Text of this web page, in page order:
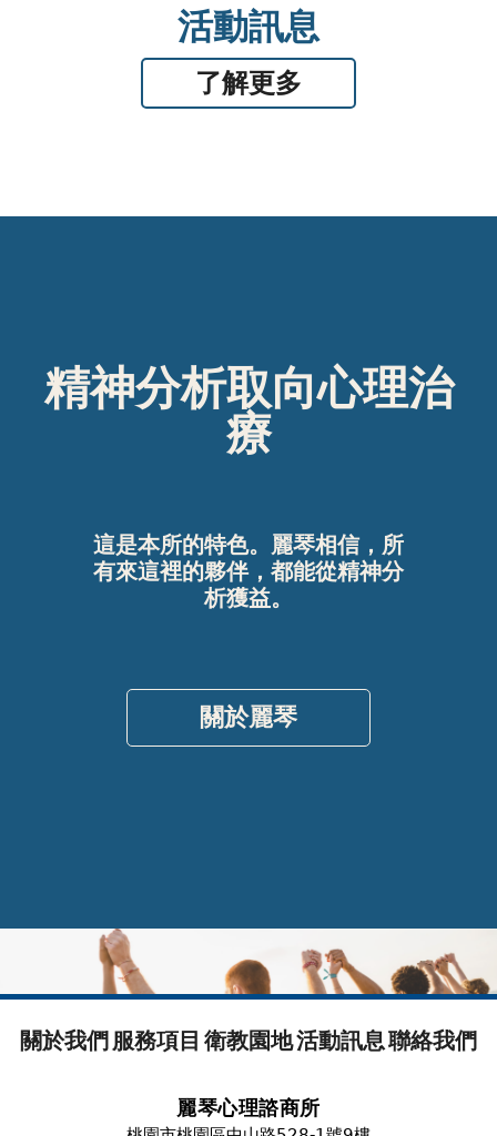
活動訊息
了解更多
精神分析取向心理治
療
這是本所的特色。麗琴相信，所
有來這裡的夥伴，都能從精神分
析獲益。
關於麗琴
關於我們 服務項目 衛教園地活動訊息聯絡我們
麗琴心理諮商所